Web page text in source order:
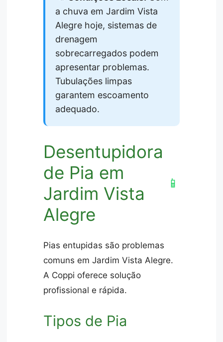
a chuva em Jardim Vista
Alegre hoje, sistemas de
drenagem
sobrecarregados podem
apresentar problemas.
Tubulações limpas
garantem escoamento
adequado.
Desentupidora
de Pia em
Jardim Vista
Alegre
📱
Pias entupidas são problemas
comuns em Jardim Vista Alegre.
A Coppi oferece solução
profissional e rápida.
Tipos de Pia